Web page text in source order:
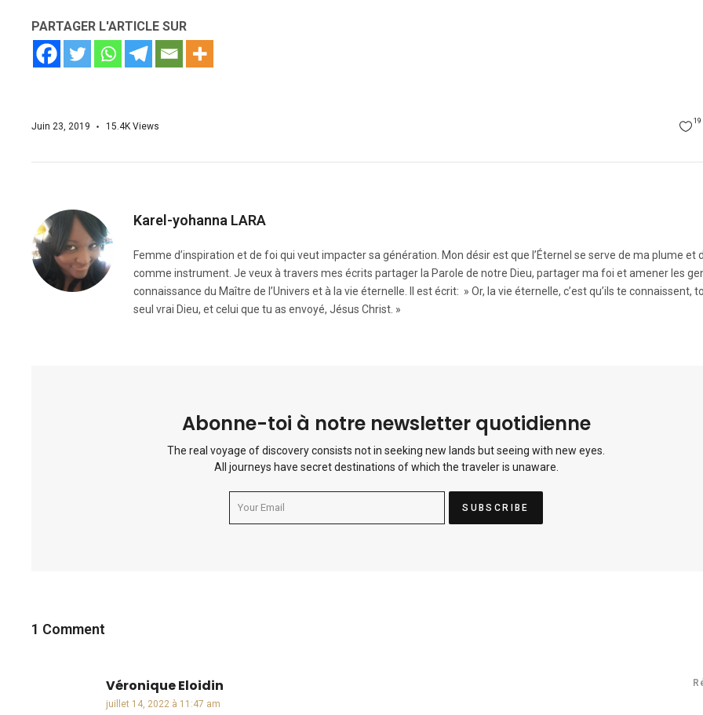
PARTAGER L'ARTICLE SUR
Juin 23, 2019 15.4K Views 19
Karel-yohanna LARA
Femme d’inspiration et de foi qui veut impacter sa génération. Mon désir est que l’Éternel se serve de ma plume et
comme instrument. Je veux à travers mes écrits partager la Parole de notre Dieu, partager ma foi et amener les
connaissance du Maître de l’Univers et à la vie éternelle. Il est écrit: » Or, la vie éternelle, c’est qu’ils te connaissent,
seul vrai Dieu, et celui que tu as envoyé, Jésus Christ. »
Abonne-toi à notre newsletter quotidienne
The real voyage of discovery consists not in seeking new lands but seeing with new eyes.
All journeys have secret destinations of which the traveler is unaware.
1 Comment
Véronique Eloidin
juillet 14, 2022 à 11:47 am